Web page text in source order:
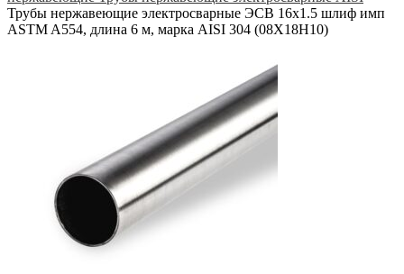
Трубы нержавеющие электросварные ЭСВ 16х1.5 шлиф имп
ASTM A554, длина 6 м, марка AISI 304 (08Х18Н10)